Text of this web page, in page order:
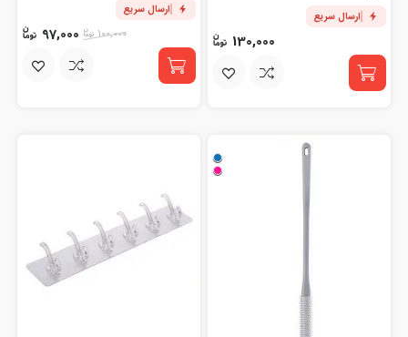
ارسال سریع
130,000
ارسال سریع
100,000
97,000